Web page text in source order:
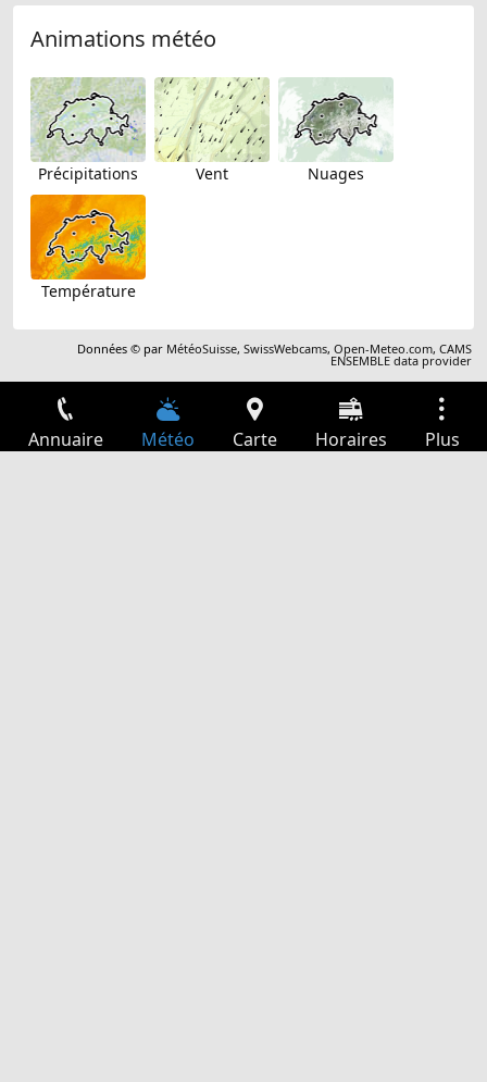
Animations météo
Précipitations Vent Nuages
Température
Données © par MétéoSuisse,SwissWebcams,Open-Meteo.com,CAMS
ENSEMBLE data provider
Annuaire Météo Carte Horaires Plus